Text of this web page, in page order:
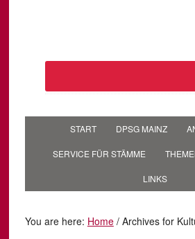
START DPSG MAINZ
SERVICE FÜR STÄMME
LINKS
You are here: Home /Archives for